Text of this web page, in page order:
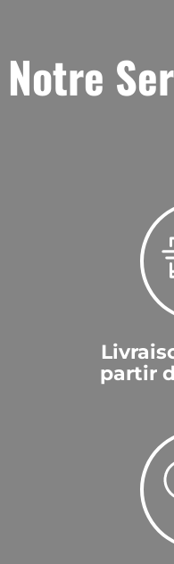
Notre
partir